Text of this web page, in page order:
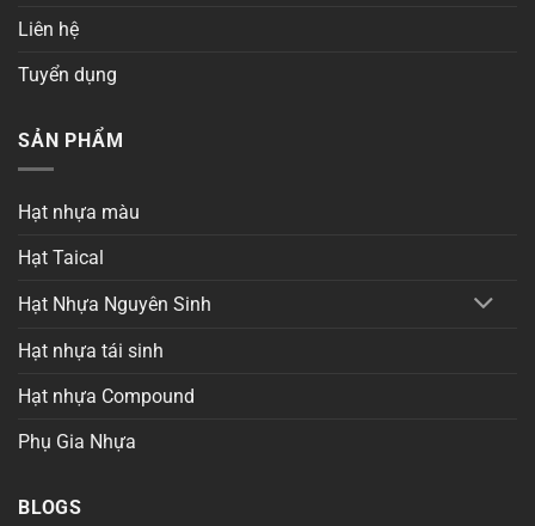
Liên hệ
Tuyển dụng
SẢN PHẨM
Hạt nhựa màu
Hạt Taical
Hạt Nhựa Nguyên Sinh
Hạt nhựa tái sinh
Hạt nhựa Compound
Phụ Gia Nhựa
BLOGS